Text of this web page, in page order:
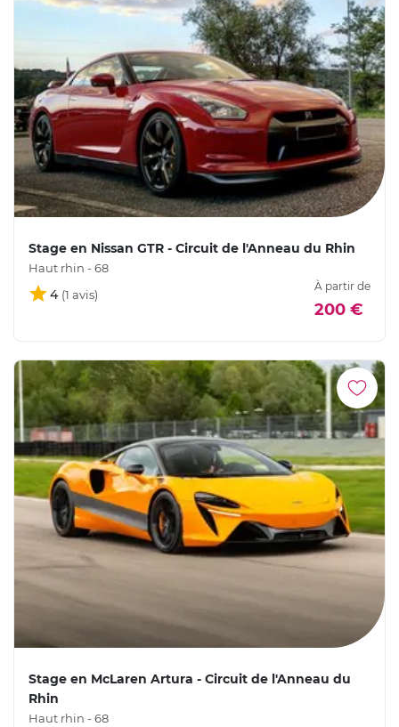
Stage en Nissan GTR - Circuit de l'Anneau du Rhin
Haut rhin - 68
4
À partir de
200 €
Stage en McLaren Artura - Circuit de l'Anneau du
Rhin
Haut rhin - 68